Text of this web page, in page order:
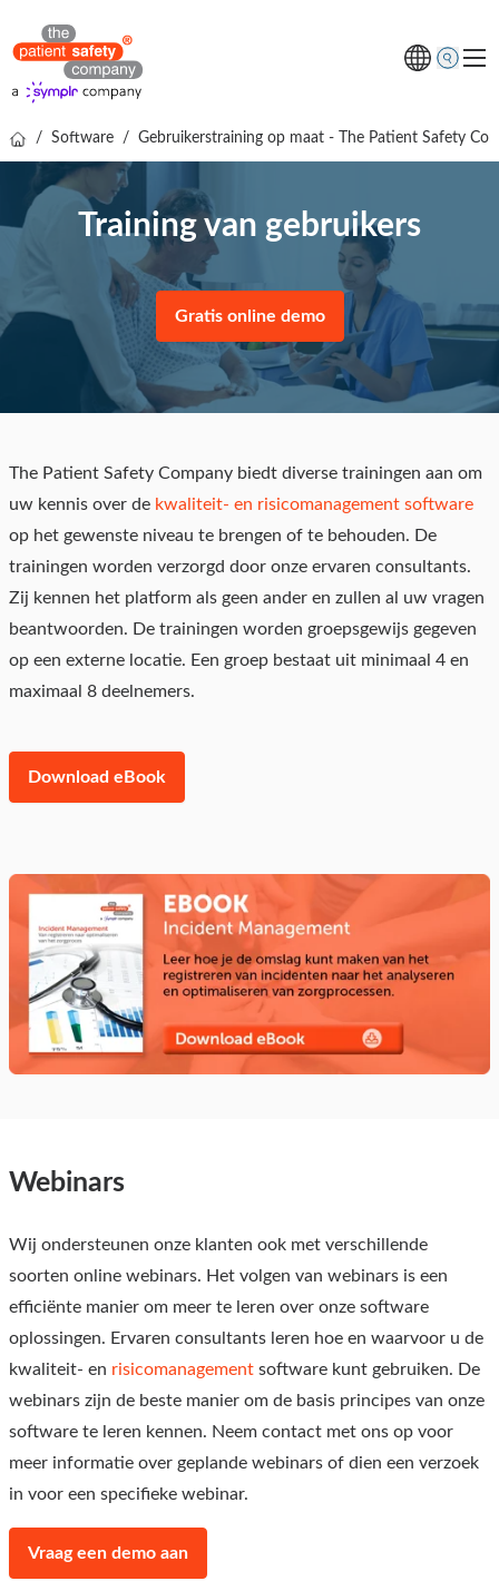
Oplossingen
Kenniscentrum
Gratis online demo
/ Software / Gebruikerstraining op maat - The Patient Safety
Training van gebruikers
Gratis online demo
The Patient Safety Company biedt diverse trainingen aan om
uw kennis over de kwaliteit- en risicomanagement software
op het gewenste niveau te brengen of te behouden. De
trainingen worden verzorgd door onze ervaren consultants.
Zij kennen het platform als geen ander en zullen al uw vragen
beantwoorden. De trainingen worden groepsgewijs gegeven
op een externe locatie. Een groep bestaat uit minimaal 4 en
maximaal 8 deelnemers.
Download eBook
Webinars
Wij ondersteunen onze klanten ook met verschillende
soorten online webinars. Het volgen van webinars is een
efficiënte manier om meer te leren over onze software
oplossingen. Ervaren consultants leren hoe en waarvoor u de
kwaliteit- en risicomanagement software kunt gebruiken. De
webinars zijn de beste manier om de basis principes van onze
software te leren kennen. Neem contact met ons op voor
meer informatie over geplande webinars of dien een verzoek
in voor een specifieke webinar.
Vraag een demo aan